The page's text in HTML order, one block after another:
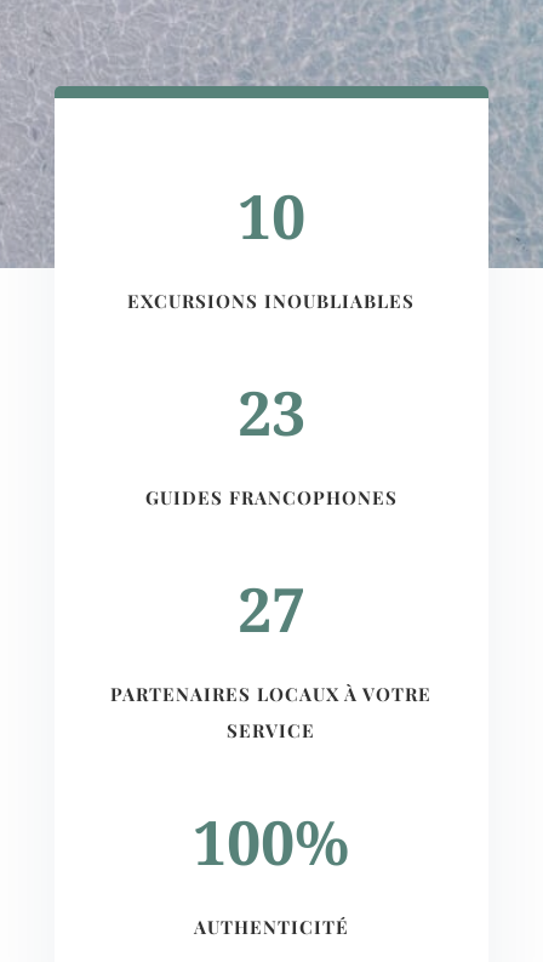
10
EXCURSIONS INOUBLIABLES
23
GUIDES FRANCOPHONES
27
PARTENAIRES LOCAUX À VOTRE
SERVICE
100%
AUTHENTICITÉ